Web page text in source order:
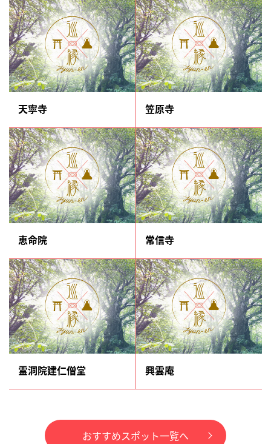
天寧寺 笠原寺
恵命院 常信寺
霊洞院建仁僧堂 興雲庵
おすすめスポット一覧へ